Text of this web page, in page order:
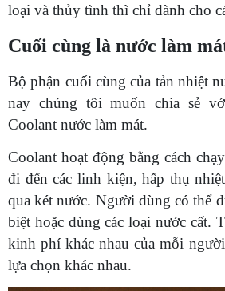
loại và thủy tình thì chỉ dành cho
Cuối cùng là nước làm
Bộ phận cuối cùng của tản nhiệt
nay chúng tôi muốn chia sẻ
Coolant nước làm mát.
Coolant hoạt động bằng cách
đi đến các linh kiện, hấp thụ
qua két nước. Người dùng có thể
biệt hoặc dùng các loại nước cất.
kinh phí khác nhau của mỗi
lựa chọn khác nhau.